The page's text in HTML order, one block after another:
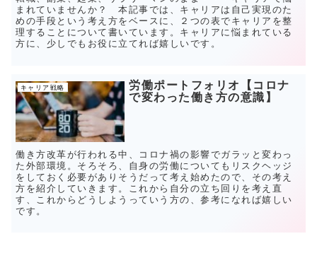
まれていませんか？ 本記事では、キャリアは自己実現のた
めの手段という考え方をベースに、２つの表でキャリアを整
理することについて書いています。キャリアに悩まれている
方に、少しでもお役に立てれば嬉しいです。
キャリア戦略
労働ポートフォリオ【コロナ
で変わった働き方の意識】
働き方改革が行われる中、コロナ禍の影響でガラッと変わっ
た外部環境。そろそろ、自身の労働についてもリスクヘッジ
をしておく必要がありそうだって考え始めたので、その考え
方を紹介していきます。これから自分の立ち回りを考え直
す、これからどうしようっていう方の、参考になれば嬉しい
です。